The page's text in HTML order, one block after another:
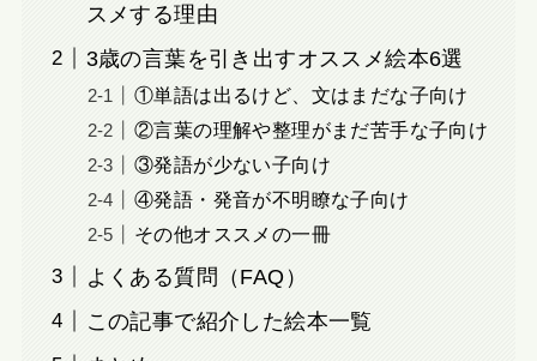
スメする理由
3歳の言葉を引き出すオススメ絵本6選
①単語は出るけど、文はまだな子向け
②言葉の理解や整理がまだ苦手な子向け
③発語が少ない子向け
④発語・発音が不明瞭な子向け
その他オススメの一冊
よくある質問（FAQ）
この記事で紹介した絵本一覧